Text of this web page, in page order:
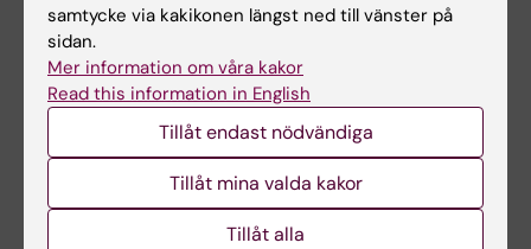
15 jul 2026
Helena Karlström får
Novo Nordisk-anslag
för forskning om ny
behandling vid
småkärlssjukdom
10 jul 2026
Novo Nordisk-anslag
till KI-forskare för
nydanande tester av
läkemedel
Vid kardiometabola
sjukdomar som typ-2
samtycke via kakikonen längst ned till vänster på
sidan.
Mer information om våra kakor
Read this information in English
Tillåt endast nödvändiga
Tillåt mina valda kakor
Tillåt alla